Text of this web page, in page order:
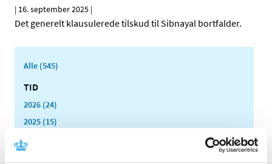
| 16. september 2025 |
Det generelt klausulerede tilskud til Sibnayal bortfalder.
Alle (545)
TID
2026 (24)
2025 (15)